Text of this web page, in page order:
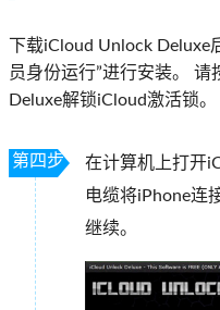
下载iCloud Unlock
员身份运行”进行安装。
Deluxe解锁iCloud激活锁。
第四步
在计算机上打开
电缆将iPhone连
继续。